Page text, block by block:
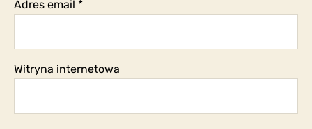
Adres email *
Witryna internetowa